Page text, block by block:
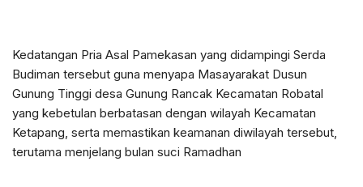
Kedatangan Pria Asal Pamekasan yang didampingi Serda
Budiman tersebut guna menyapa Masayarakat Dusun
Gunung Tinggi desa Gunung Rancak Kecamatan Robatal
yang kebetulan berbatasan dengan wilayah Kecamatan
Ketapang, serta memastikan keamanan diwilayah tersebut,
terutama menjelang bulan suci Ramadhan